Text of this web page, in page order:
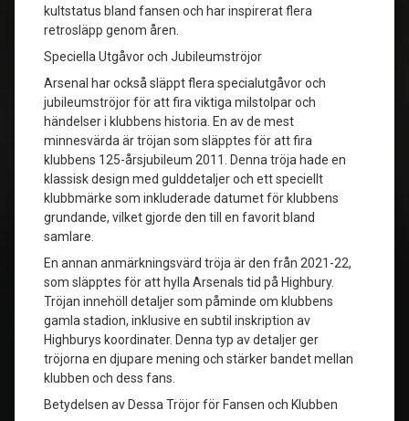
kultstatus bland fansen och har inspirerat flera
retrosläpp genom åren.
Speciella Utgåvor och Jubileumströjor
Arsenal har också släppt flera specialutgåvor och
jubileumströjor för att fira viktiga milstolpar och
händelser i klubbens historia. En av de mest
minnesvärda är tröjan som släpptes för att fira
klubbens 125-årsjubileum 2011. Denna tröja hade en
klassisk design med gulddetaljer och ett speciellt
klubbmärke som inkluderade datumet för klubbens
grundande, vilket gjorde den till en favorit bland
samlare.
En annan anmärkningsvärd tröja är den från 2021-22,
som släpptes för att hylla Arsenals tid på Highbury.
Tröjan innehöll detaljer som påminde om klubbens
gamla stadion, inklusive en subtil inskription av
Highburys koordinater. Denna typ av detaljer ger
tröjorna en djupare mening och stärker bandet mellan
klubben och dess fans.
Betydelsen av Dessa Tröjor för Fansen och Klubben